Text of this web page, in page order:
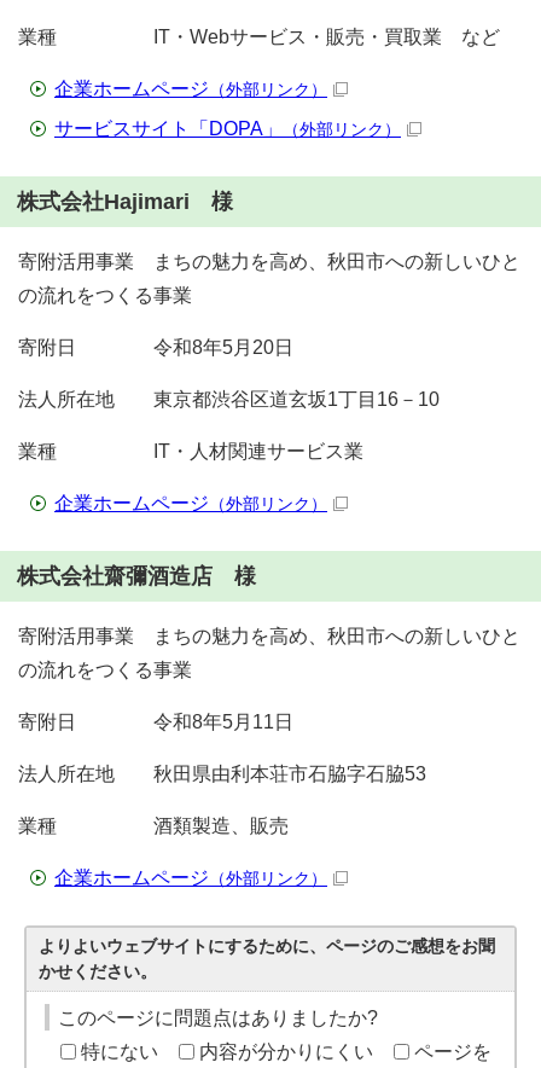
業種 IT・Webサービス・販売・買取業 など
企業ホームページ （外部リンク）
サービスサイト「DOPA」 （外部リンク）
株式会社Hajimari 様
寄附活用事業 まちの魅力を高め、秋田市への新しいひと
の流れをつくる事業
寄附日 令和8年5月20日
法人所在地 東京都渋谷区道玄坂1丁目16－10
業種 IT・人材関連サービス業
企業ホームページ （外部リンク）
株式会社齋彌酒造店 様
寄附活用事業 まちの魅力を高め、秋田市への新しいひと
の流れをつくる事業
寄附日 令和8年5月11日
法人所在地 秋田県由利本荘市石脇字石脇53
業種 酒類製造、販売
企業ホームページ （外部リンク）
よりよいウェブサイトにするために、ページのご感想をお聞
かせください。
このページに問題点はありましたか?
特にない
内容が分かりにくい
ページを